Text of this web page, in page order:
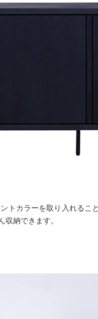
トカラーを取り入れるこ
納できます。